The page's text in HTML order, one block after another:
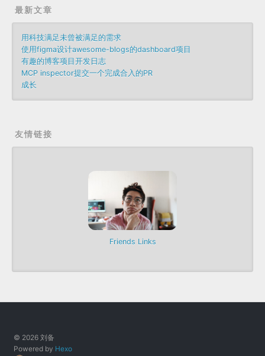
最新文章
用科技满足未曾被满足的需求
使用figma设计awesome-blogs的dashboard项目
有趣的博客项目开发日志
MCP inspector提交一个完成合入的PR
成长
友情链接
Friends Links
© 2026 刘备
Powered by Hexo